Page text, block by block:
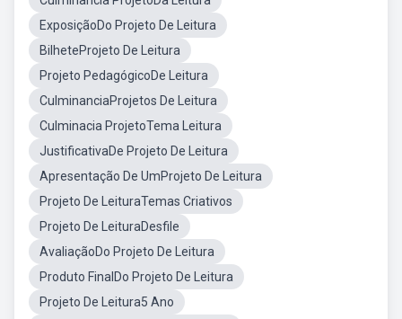
ExposiçãoDo Projeto De Leitura
BilheteProjeto De Leitura
Projeto PedagógicoDe Leitura
CulminanciaProjetos De Leitura
Culminacia ProjetoTema Leitura
JustificativaDe Projeto De Leitura
Apresentação De UmProjeto De Leitura
Projeto De LeituraTemas Criativos
Projeto De LeituraDesfile
AvaliaçãoDo Projeto De Leitura
Produto FinalDo Projeto De Leitura
Projeto De Leitura5 Ano